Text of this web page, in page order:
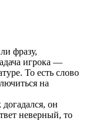
фразу,
игрока —
То есть слово
на
он
неверный, то